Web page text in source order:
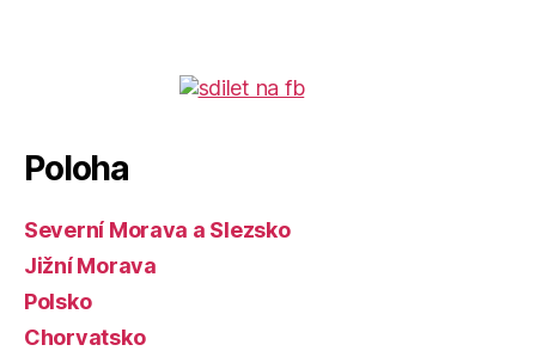
Poloha
Severní Morava a Slezsko
Jižní Morava
Polsko
Chorvatsko